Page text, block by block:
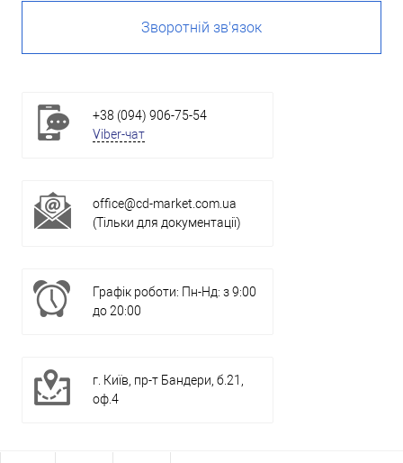
Зворотній зв'язок
+38 (094) 906-75-54
Viber-чат
office@cd-market.com.ua
(Тільки для документації)
Графік роботи: Пн-Нд: з 9:00
до 20:00
г. Київ, пр-т Бандери, б.21,
оф.4